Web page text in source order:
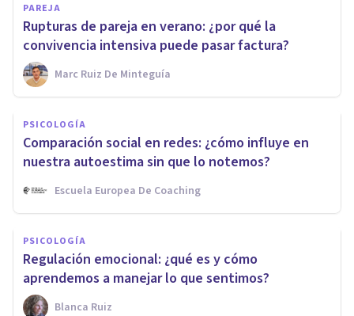
PAREJA
Rupturas de pareja en verano: ¿por qué la
convivencia intensiva puede pasar factura?
Marc Ruiz De Minteguía
PSICOLOGÍA
Comparación social en redes: ¿cómo influye en
nuestra autoestima sin que lo notemos?
Escuela Europea De Coaching
PSICOLOGÍA
Regulación emocional: ¿qué es y cómo
aprendemos a manejar lo que sentimos?
Blanca Ruiz